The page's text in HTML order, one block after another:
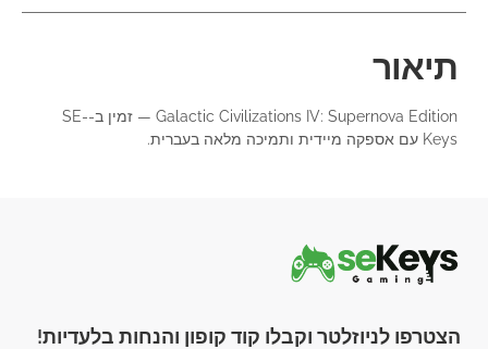
תיאור
Galactic Civilizations IV: Supernova Edition — זמין ב-SE-
Keys עם אספקה מיידית ותמיכה מלאה בעברית.
הצטרפו לניוזלטר וקבלו קוד קופון והנחות בלעדיות!